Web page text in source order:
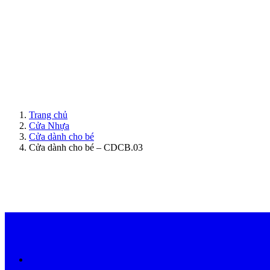
Trang chủ
Cửa Nhựa
Cửa dành cho bé
Cửa dành cho bé – CDCB.03